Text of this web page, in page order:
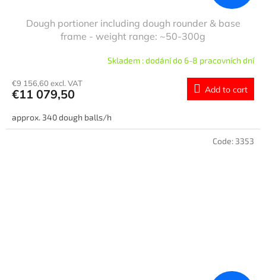
Dough portioner including dough rounder & base
frame - weight range: ~50-300g
Skladem : dodání do 6-8 pracovních dní
€9 156,60 excl. VAT
€11 079,50 Add to cart
approx. 340 dough balls/h
Code: 3353